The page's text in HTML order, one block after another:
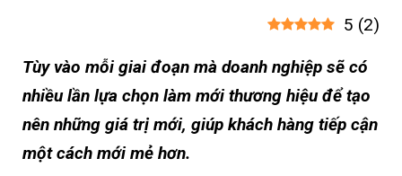
5 (2)
Tùy vào mỗi giai đoạn mà doanh nghiệp sẽ có
nhiều lần lựa chọn làm mới thương hiệu để tạo
nên những giá trị mới, giúp khách hàng tiếp cận
một cách mới mẻ hơn.